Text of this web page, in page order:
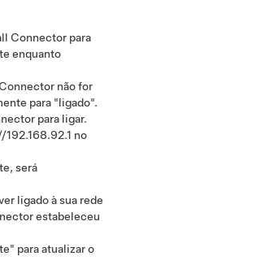
Connector para
enquanto
não for
para "ligado".
para ligar.
no
será
ligado à sua rede
estabeleceu
para atualizar o